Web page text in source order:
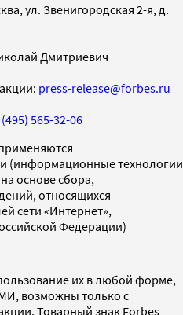
ул. Звенигородская 2-я, д.
Дмитриевич
press-release@forbes.ru
565-32-06
(информационные технологии
основе сбора,
относящихся
сети «Интернет»,
Федерации)
их в любой форме,
возможны только с
Товарный знак Forbes